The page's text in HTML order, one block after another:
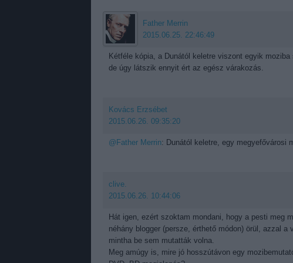
Father Merrin
2015.06.25. 22:46:49
Kétféle kópia, a Dunától keletre viszont egyik
de úgy látszik ennyit ért az egész várakozás.
Kovács Erzsébet
2015.06.26. 09:35:20
@Father Merrin: Dunától keletre, egy megyefővárosi
clive.
2015.06.26. 10:44:06
Hát igen, ezért szoktam mondani, hogy a pesti meg
néhány blogger (persze, érthető módon) örül, azzal
mintha be sem mutatták volna.
Meg amúgy is, mire jó hosszútávon egy